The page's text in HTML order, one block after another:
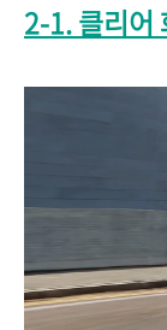
2-1. 클리어